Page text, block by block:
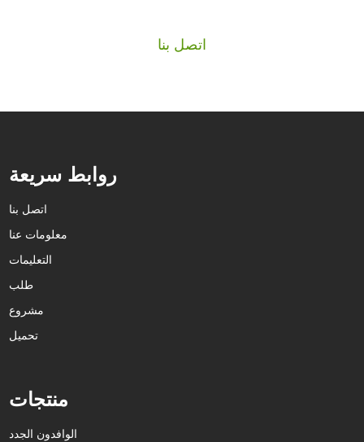
اتصل بنا
روابط سريعة
اتصل بنا
معلومات عنا
التعليمات
طلب
مشروع
تحميل
منتجات
الوافدون الجدد